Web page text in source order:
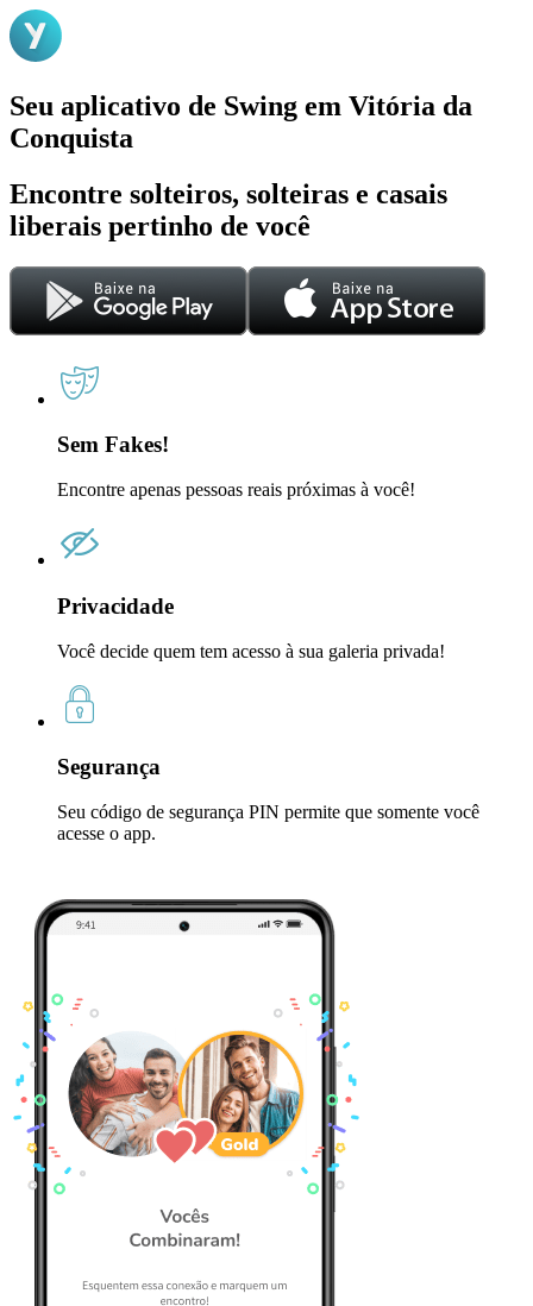
Seu aplicativo de Swing em Vitória da
Conquista
Encontre solteiros, solteiras e casais
liberais pertinho de você
Sem Fakes!
Encontre apenas pessoas reais próximas à você!
Privacidade
Você decide quem tem acesso à sua galeria privada!
Segurança
Seu código de segurança PIN permite que somente você
acesse o app.